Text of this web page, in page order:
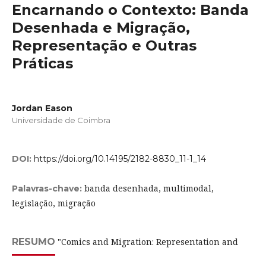
Encarnando o Contexto: Banda
Desenhada e Migração,
Representação e Outras
Práticas
Jordan Eason
Universidade de Coimbra
DOI: https://doi.org/10.14195/2182-8830_11-1_14
Palavras-chave: banda desenhada, multimodal,
legislação, migração
RESUMO "Comics and Migration: Representation and